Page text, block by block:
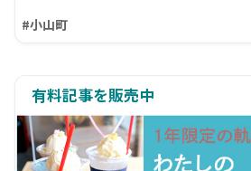
#小山町
有料記事を販売中